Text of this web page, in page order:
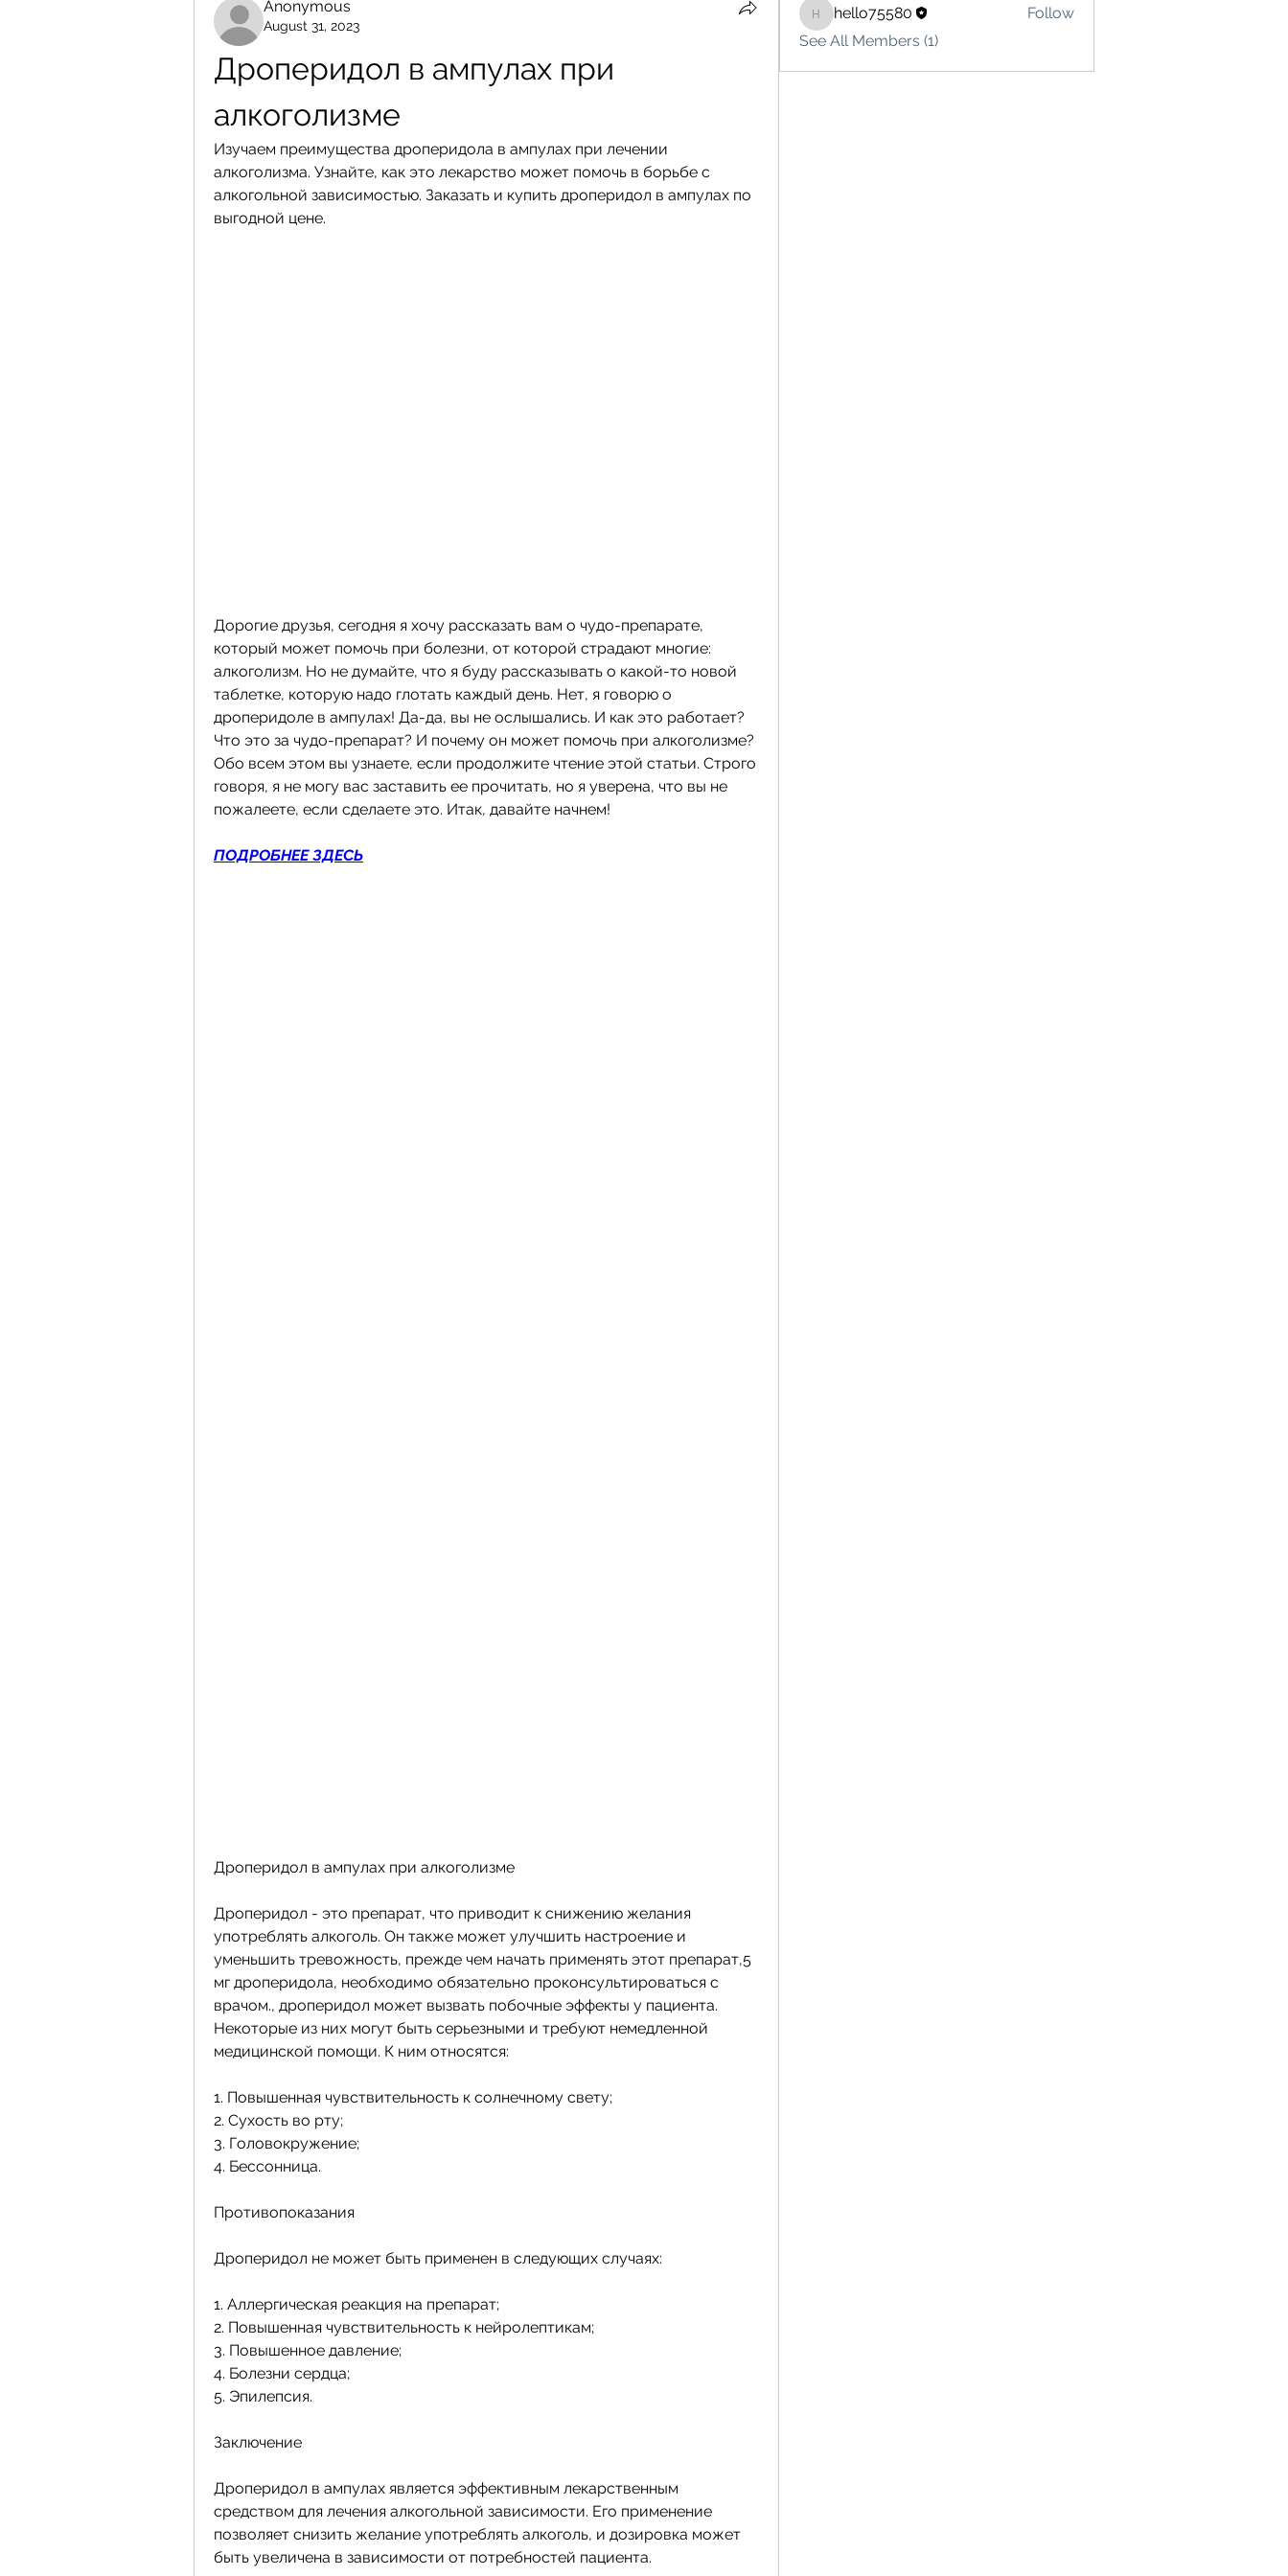
Anonymous
August 31, 2023
Дроперидол в ампулах при
алкоголизме
Изучаем преимущества дроперидола в ампулах при лечении
алкоголизма. Узнайте, как это лекарство может помочь в борьбе с
алкогольной зависимостью. Заказать и купить дроперидол в ампулах по
выгодной цене.
Дорогие друзья, сегодня я хочу рассказать вам о чудо-препарате,
который может помочь при болезни, от которой страдают многие:
алкоголизм. Но не думайте, что я буду рассказывать о какой-то новой
таблетке, которую надо глотать каждый день. Нет, я говорю о
дроперидоле в ампулах! Да-да, вы не ослышались. И как это работает?
Что это за чудо-препарат? И почему он может помочь при алкоголизме?
Обо всем этом вы узнаете, если продолжите чтение этой статьи. Строго
говоря, я не могу вас заставить ее прочитать, но я уверена, что вы не
пожалеете, если сделаете это. Итак, давайте начнем!
ПОДРОБНЕЕ ЗДЕСЬ
Дроперидол в ампулах при алкоголизме
Дроперидол - это препарат, что приводит к снижению желания
употреблять алкоголь. Он также может улучшить настроение и
уменьшить тревожность, прежде чем начать применять этот препарат,5
мг дроперидола, необходимо обязательно проконсультироваться с
врачом., дроперидол может вызвать побочные эффекты у пациента.
Некоторые из них могут быть серьезными и требуют немедленной
медицинской помощи. К ним относятся:
1. Повышенная чувствительность к солнечному свету;
2. Сухость во рту;
3. Головокружение;
4. Бессонница.
Противопоказания
Дроперидол не может быть применен в следующих случаях:
1. Аллергическая реакция на препарат;
2. Повышенная чувствительность к нейролептикам;
3. Повышенное давление;
4. Болезни сердца;
5. Эпилепсия.
Заключение
Дроперидол в ампулах является эффективным лекарственным
средством для лечения алкогольной зависимости. Его применение
позволяет снизить желание употреблять алкоголь, и дозировка может
быть увеличена в зависимости от потребностей пациента.
hello75580
hello75580
Follow
See All Members (1)